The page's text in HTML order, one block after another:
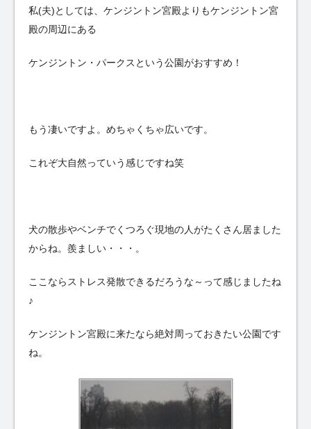
私(夫)としては、ケンジントン宮殿よりもケンジントン宮
殿の周辺にある
ケンジントン・パークスという公園がおすすめ！
もう凄いですよ。めちゃくちゃ広いです。
これぞ大自然っていう感じですね笑
犬の散歩やベンチでくつろぐ現地の人がたくさん居ました
からね。羨ましい・・・。
ここならストレス発散できるだろうな～って感じましたね
♪
ケンジントン宮殿に来たなら絶対周っておきたい公園です
ね。